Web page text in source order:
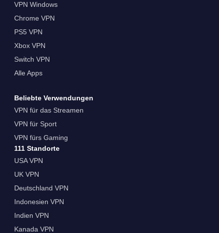
VPN Windows
Chrome VPN
PS5 VPN
Xbox VPN
Switch VPN
Alle Apps
Beliebte Verwendungen
VPN für das Streamen
VPN für Sport
VPN fürs Gaming
111 Standorte
USA VPN
UK VPN
Deutschland VPN
Indonesien VPN
Indien VPN
Kanada VPN